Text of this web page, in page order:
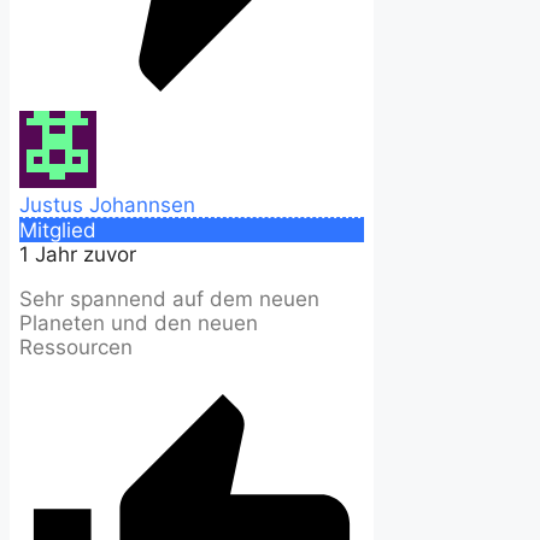
Justus Johannsen
Mitglied
1 Jahr zuvor
Sehr spannend auf dem neuen
Planeten und den neuen
Ressourcen